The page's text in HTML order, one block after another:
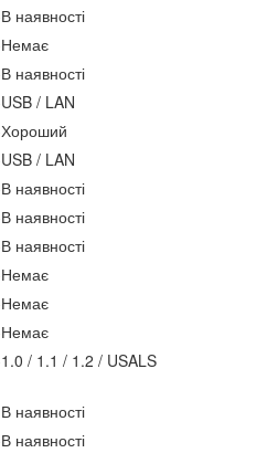
В наявності
Немає
В наявності
USB / LAN
Хороший
USB / LAN
В наявності
В наявності
В наявності
Немає
Немає
Немає
1.0 / 1.1 / 1.2 / USALS
В наявності
В наявності